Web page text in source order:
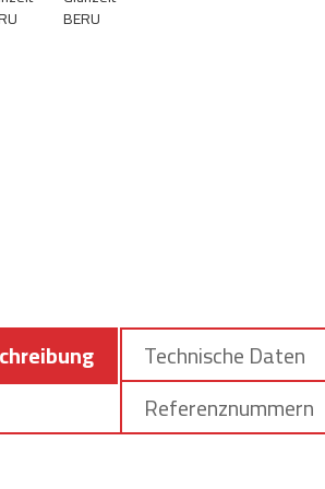
Technische Daten
Referenznummern